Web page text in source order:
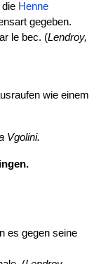
Henne
gegeben.
le bec. (Lendroy,
wie einem
Vgolini.
es gegen seine